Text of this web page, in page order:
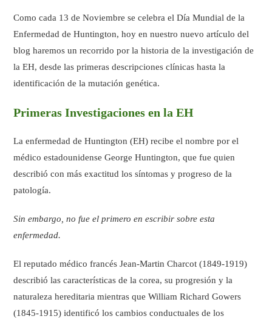
Como cada 13 de Noviembre se celebra el Día Mundial de la
Enfermedad de Huntington, hoy en nuestro nuevo artículo del
blog haremos un recorrido por la historia de la investigación de
la EH, desde las primeras descripciones clínicas hasta la
identificación de la mutación genética.
Primeras Investigaciones en la EH
La enfermedad de Huntington (EH) recibe el nombre por el
médico estadounidense George Huntington, que fue quien
describió con más exactitud los síntomas y progreso de la
patología.
Sin embargo, no fue el primero en escribir sobre esta
enfermedad.
El reputado médico francés Jean-Martin Charcot (1849-1919)
describió las características de la corea, su progresión y la
naturaleza hereditaria mientras que William Richard Gowers
(1845-1915) identificó los cambios conductuales de los